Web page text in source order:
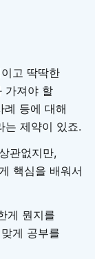
고 딱딱한
가져야 할
례 등에 대해
는 제약이 있죠.
관없지만,
핵심을 배워서
게 뭔지를
게 공부를